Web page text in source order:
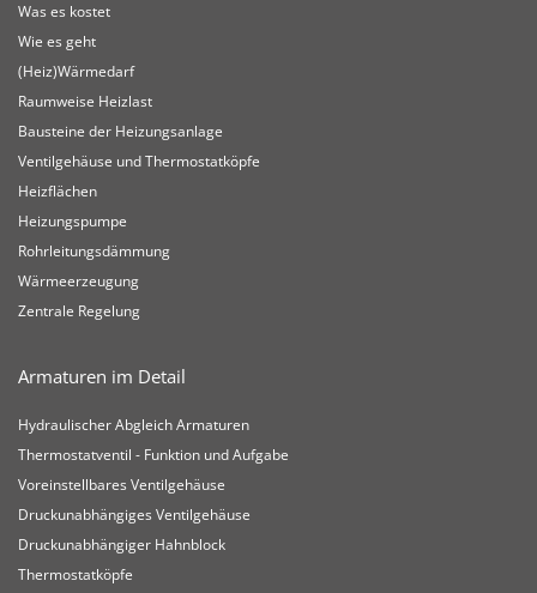
Was es kostet
Wie es geht
(Heiz)Wärmedarf
Raumweise Heizlast
Bausteine der Heizungsanlage
Ventilgehäuse und Thermostatköpfe
Heizflächen
Heizungspumpe
Rohrleitungsdämmung
Wärmeerzeugung
Zentrale Regelung
Armaturen im Detail
Hydraulischer Abgleich Armaturen
Thermostatventil - Funktion und Aufgabe
Voreinstellbares Ventilgehäuse
Druckunabhängiges Ventilgehäuse
Druckunabhängiger Hahnblock
Thermostatköpfe